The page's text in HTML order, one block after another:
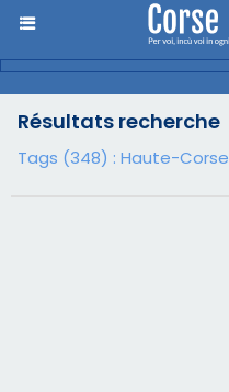
Résultats recherche
Tags (348) : Haute-Corse